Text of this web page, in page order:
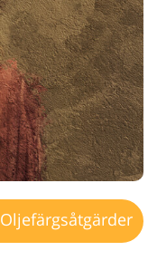
Oljefärgsåtgärder